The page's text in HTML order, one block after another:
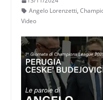
ghiaccio,
Angelo Lorenzetti,
Video